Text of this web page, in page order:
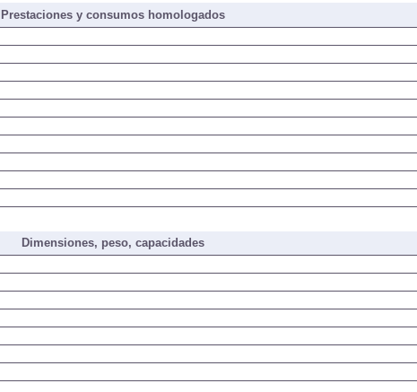
Prestaciones y consumos homologados
Dimensiones, peso, capacidades